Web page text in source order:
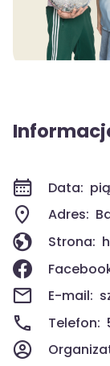
Data:
Adres:
Strona:
E-mail:
Telefon: